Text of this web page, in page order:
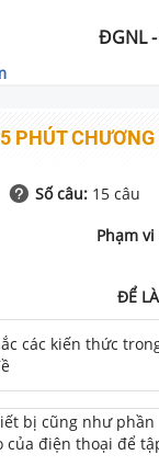
ĐGNL
PHÚT
Số câu: 15câu
Phạm
ĐỂ
các kiến thức
bị cũng như phần
của điện thoại để